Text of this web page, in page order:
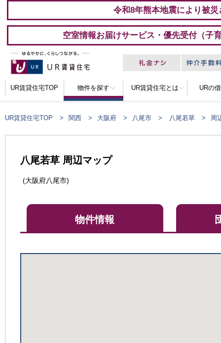
令和8年熊本地震により被
空室情報お届けサービス・優先受付（子
UR賃貸住宅TOP 物件を探す UR賃貸住宅とは URの
UR賃貸住宅TOP 関西 大阪府 八尾市 八尾若草 周
八尾若草 周辺マップ
(大阪府八尾市)
物件情報